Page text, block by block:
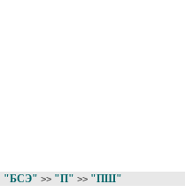
"БСЭ" >> "П" >> "ПШ"